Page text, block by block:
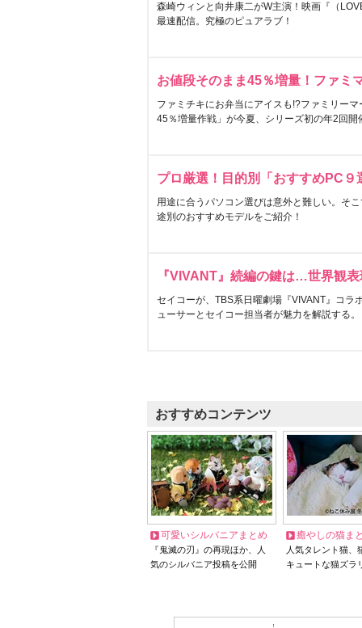
森崎ウィンと向井康二がW主演！映画『（
最速配信。究極のピュアラブ！
お値段そのまま45％増量！ファミ
ファミチキにお弁当にアイスも!?ファミリー
45％増量作戦」が今夏、シリーズ初の年2回開
プロ厳選！目的別「おすすめPC９
用途に合うパソコン選びは意外と難しい。そ
途別のおすすめモデルをご紹介！
『VIVANT』続編の鍵は…世界観
セイコーが、TBS系日曜劇場『VIVANT』コラ
ューサーとセイコー担当者が魅力を解説する。
おすすめコンテンツ
可愛いシルバニアまとめ
『鬼滅の刃』の再現ほか、人
気のシルバニア投稿を公開
癒やしの猫ま
人気タレント猫
キュートな猫ズラ